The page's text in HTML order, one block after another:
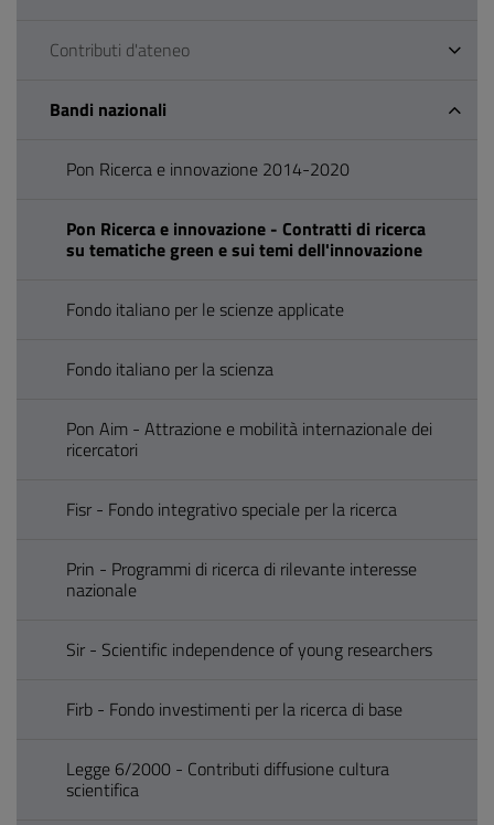
Contributi d'ateneo
Bandi nazionali
Pon Ricerca e innovazione 2014-2020
Pon Ricerca e innovazione - Contratti di ricerca
su tematiche green e sui temi dell'innovazione
Fondo italiano per le scienze applicate
Fondo italiano per la scienza
Pon Aim - Attrazione e mobilità internazionale dei
ricercatori
Fisr - Fondo integrativo speciale per la ricerca
Prin - Programmi di ricerca di rilevante interesse
nazionale
Sir - Scientific independence of young researchers
Firb - Fondo investimenti per la ricerca di base
Legge 6/2000 - Contributi diffusione cultura
scientifica